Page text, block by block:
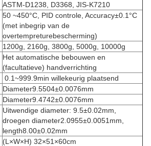
ASTM-D1238, D3368, JIS-K7210
50 ~450°C, PID controle, Accuracy±0.1°C
(met inbegrip van de
overtempreturebescherming)
1200g, 2160g, 3800g, 5000g, 10000g
Het automatische bebouwen en
(facultatieve) handverrichting
0.1~999.9min willekeurig plaatsend
Diameter9.5504±0.0076mm
Diameter9.4742±0.0076mm
Uitwendige diameter: 9.5±0.02mm,
droegen diameter2.0955±0.0051mm,
length8.00±0.02mm
(L×W×H) 32×51×60cm